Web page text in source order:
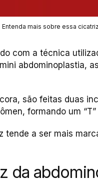
Entenda mais sobre essa cicatriz
com a técnica
abdominoplastia,
são feitas duas
formando um
tende a ser mais
da